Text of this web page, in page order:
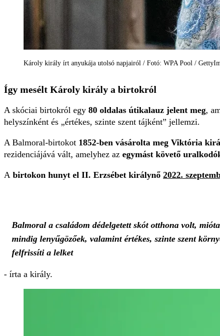
Károly király írt anyukája utolsó napjairól / Fotó: WPA Pool /
Így mesélt Károly király a birtokról
A skóciai birtokról egy 80 oldalas útikalauz jelent meg,
helyszínként és „értékes, szinte szent tájként” jellemzi.
A Balmoral-birtokot 1852-ben vásárolta meg Viktória
rezidenciájává vált, amelyhez az egymást követő
A birtokon hunyt el II. Erzsébet királynő 2022.
Balmoral a családom dédelgetett skót otthona volt,
mindig lenyűgözőek, valamint értékes, szinte szent
felfrissíti a lelket
- írta a király.